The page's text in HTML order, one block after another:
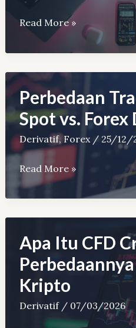
Mengenal
Instrumen
Derivatif:
Jenis,
Manfaat,
dan
Risikonya
Read More »
Perbedaan
Spot vs.
Derivatif, Forex/ 25/12/
Perbedaan
Trading
Forex
Spot
vs.
Forex
Derivatif
Read More »
Apa Itu CFD
Kripto
Derivatif/ 07/03/2026